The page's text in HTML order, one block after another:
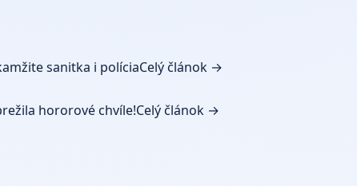
sanitka i políciaCelý článok →
hororové chvíle!Celý článok →